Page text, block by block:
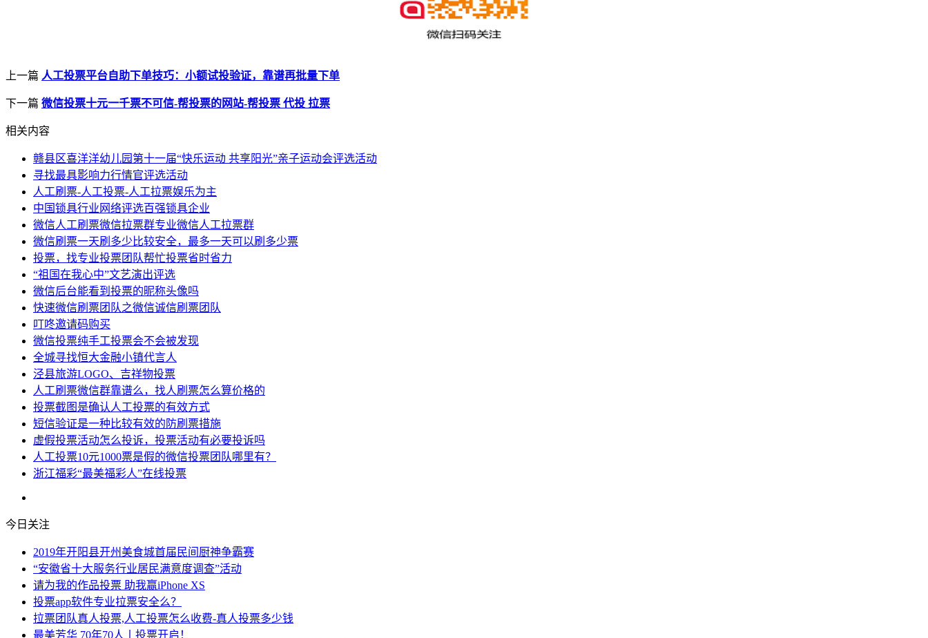
上一篇 人工投票平台自助下单技巧：小额试投验证，靠谱再批量下单
下一篇 微信投票十元一千票不可信-帮投票的网站-帮投票 代投 拉票
相关内容
赣县区喜洋洋幼儿园第十一届“快乐运动 共享阳光”亲子运动会评选活动
寻找最具影响力行情官评选活动
人工刷票-人工投票-人工拉票娱乐为主
中国锁具行业网络评选百强锁具企业
微信人工刷票微信拉票群专业微信人工拉票群
微信刷票一天刷多少比较安全，最多一天可以刷多少票
投票，找专业投票团队帮忙投票省时省力
“祖国在我心中”文艺演出评选
微信后台能看到投票的昵称头像吗
快速微信刷票团队之微信诚信刷票团队
叮咚邀请码购买
微信投票纯手工投票会不会被发现
全城寻找恒大金融小镇代言人
泾县旅游LOGO、吉祥物投票
人工刷票微信群靠谱么，找人刷票怎么算价格的
投票截图是确认人工投票的有效方式
短信验证是一种比较有效的防刷票措施
虚假投票活动怎么投诉，投票活动有必要投诉吗
人工投票10元1000票是假的微信投票团队哪里有？
浙江福彩“最美福彩人”在线投票
今日关注
2019年开阳县开州美食城首届民间厨神争霸赛
“安徽省十大服务行业居民满意度调查”活动
请为我的作品投票 助我赢iPhone XS
投票app软件专业拉票安全么？
拉票团队真人投票,人工投票怎么收费-真人投票多少钱
最美芳华 70年70人丨投票开启！